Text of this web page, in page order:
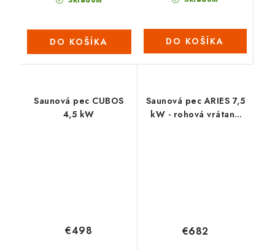
DO KOŠÍKA DO KOŠÍKA
Saunová pec CUBOS
4,5 kW
€498
Saunová pec ARIES 7,5
kW - rohová vrátane
€682